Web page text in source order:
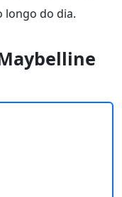
longo do dia.